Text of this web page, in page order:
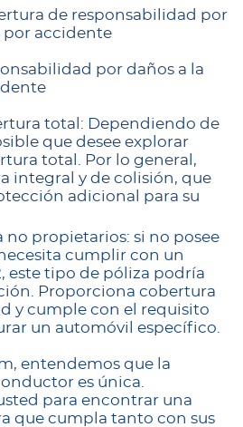
de responsabilidad por
por accidente
por daños a la
total: Dependiendo de
que desee explorar
total. Por lo general,
integral y de colisión, que
adicional para su
no propietarios: si no posee
cumplir con un
este tipo de póliza podría
Proporciona cobertura
y cumple con el requisito
un automóvil específico.
entendemos que la
es única.
para encontrar una
que cumpla tanto con sus